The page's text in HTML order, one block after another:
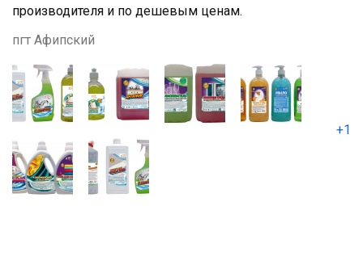
производителя и по дешевым ценам.
пгт Афипский
+1